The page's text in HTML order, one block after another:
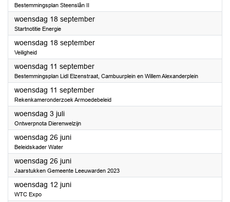
Bestemmingsplan Steenslân II
woensdag 18 september2024
Startnotitie Energie
woensdag 18 september2024
Veiligheid
woensdag 11 september2024
Bestemmingsplan Lidl Elzenstraat, Cambuurplein en Willem Alexanderplein
woensdag 11 september2024
Rekenkameronderzoek Armoedebeleid
woensdag 3 juli2024
Ontwerpnota Dierenwelzijn
woensdag 26 juni2024
Beleidskader Water
woensdag 26 juni2024
Jaarstukken Gemeente Leeuwarden 2023
woensdag 12 juni2024
WTC Expo